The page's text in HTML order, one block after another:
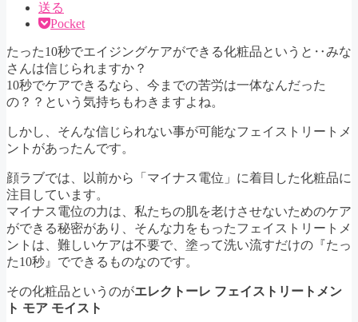
送る
Pocket
たった10秒でエイジングケアができる化粧品というと‥みな
さんは信じられますか？
10秒でケアできるなら、今までの苦労は一体なんだった
の？？という気持ちもわきますよね。
しかし、そんな信じられない事が可能なフェイストリートメ
ントがあったんです。
顔ラブでは、以前から「マイナス電位」に着目した化粧品に
注目しています。
マイナス電位の力は、私たちの肌を老けさせないためのケア
ができる秘密があり、そんな力をもったフェイストリートメ
ントは、難しいケアは不要で、塗って洗い流すだけの『たっ
た10秒』でできるものなのです。
その化粧品というのがエレクトーレ フェイストリートメン
ト モア モイスト